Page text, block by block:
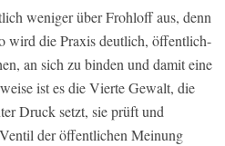
weniger über Frohloff aus, denn
wird die Praxis deutlich, öffentlich-
an sich zu binden und damit eine
ist es die Vierte Gewalt, die
Druck setzt, sie prüft und
der öffentlichen Meinung